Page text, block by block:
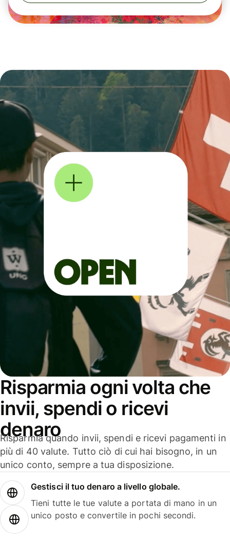
Risparmia ogni volta che
invii, spendi o ricevi
denaro
Risparmia quando invii, spendi e ricevi pagamenti in
più di 40 valute. Tutto ciò di cui hai bisogno, in un
unico conto, sempre a tua disposizione.
Gestisci il tuo denaro a livello globale.
Tieni tutte le tue valute a portata di mano in un
unico posto e convertile in pochi secondi.